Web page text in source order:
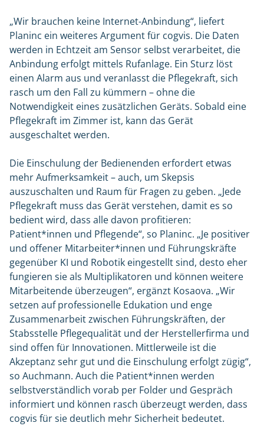
„Wir brauchen keine Internet-Anbindung“, liefert
Planinc ein weiteres Argument für cogvis. Die Daten
werden in Echtzeit am Sensor selbst verarbeitet, die
Anbindung erfolgt mittels Rufanlage. Ein Sturz löst
einen Alarm aus und veranlasst die Pflegekraft, sich
rasch um den Fall zu kümmern – ohne die
Notwendigkeit eines zusätzlichen Geräts. Sobald eine
Pflegekraft im Zimmer ist, kann das Gerät
ausgeschaltet werden.
Die Einschulung der Bedienenden erfordert etwas
mehr Aufmerksamkeit – auch, um Skepsis
auszuschalten und Raum für Fragen zu geben. „Jede
Pflegekraft muss das Gerät verstehen, damit es so
bedient wird, dass alle davon profitieren:
Patient*innen und Pflegende“, so Planinc. „Je positiver
und offener Mitarbeiter*innen und Führungskräfte
gegenüber KI und Robotik eingestellt sind, desto eher
fungieren sie als Multiplikatoren und können weitere
Mitarbeitende überzeugen“, ergänzt Kosaova. „Wir
setzen auf professionelle Edukation und enge
Zusammenarbeit zwischen Führungskräften, der
Stabsstelle Pflegequalität und der Herstellerfirma und
sind offen für Innovationen. Mittlerweile ist die
Akzeptanz sehr gut und die Einschulung erfolgt zügig“,
so Auchmann. Auch die Patient*innen werden
selbstverständlich vorab per Folder und Gespräch
informiert und können rasch überzeugt werden, dass
cogvis für sie deutlich mehr Sicherheit bedeutet.